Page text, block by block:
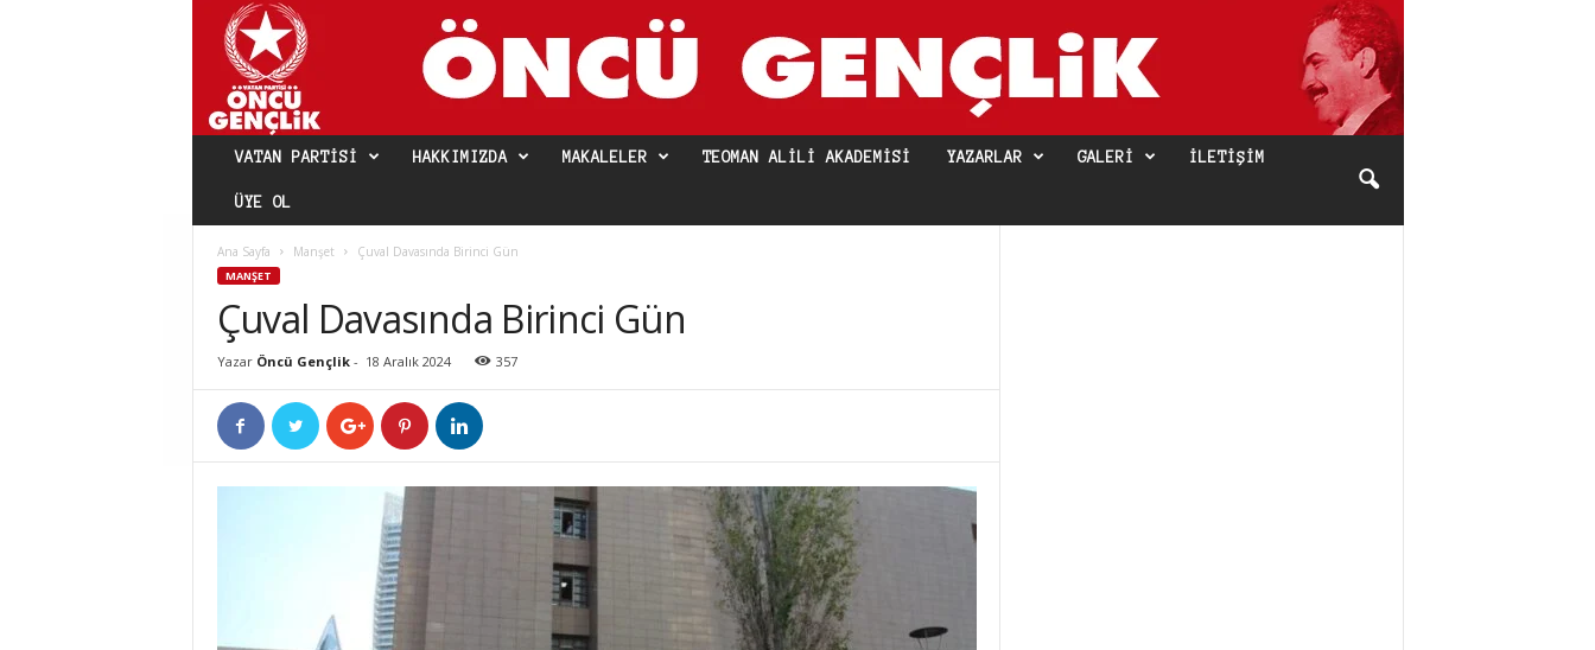
VATAN PARTISI HAKKIMIZDA MAKALELER TEOMAN ALILI AKADEMISI YAZARLAR GALERI İLETIŞIM
ÜYE OL
Ana Sayfa Manşet Çuval Davasında Birinci Gün
MANŞET
Çuval Davasında Birinci Gün
Yazar Öncü Gençlik- 18 Aralık 2024 357